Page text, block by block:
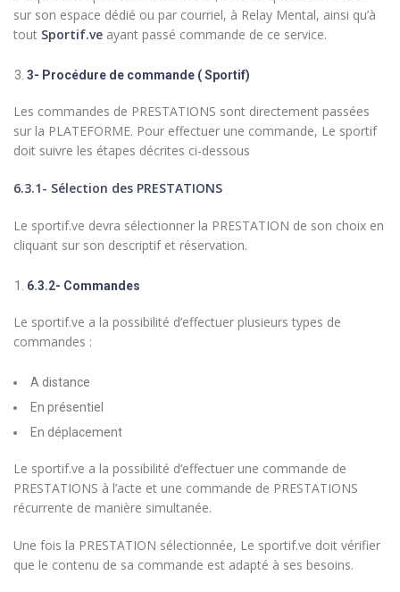
sur son espace dédié ou par courriel, à Relay Mental, ainsi qu’à
tout Sportif.ve ayant passé commande de ce service.
3- Procédure de commande ( Sportif)
Les commandes de PRESTATIONS sont directement passées
sur la PLATEFORME. Pour effectuer une commande, Le sportif
doit suivre les étapes décrites ci-dessous
6.3.1- Sélection des PRESTATIONS
Le sportif.ve devra sélectionner la PRESTATION de son choix en
cliquant sur son descriptif et réservation.
6.3.2- Commandes
Le sportif.ve a la possibilité d’effectuer plusieurs types de
commandes :
A distance
En présentiel
En déplacement
Le sportif.ve a la possibilité d’effectuer une commande de
PRESTATIONS à l’acte et une commande de PRESTATIONS
récurrente de manière simultanée.
Une fois la PRESTATION sélectionnée, Le sportif.ve doit vérifier
que le contenu de sa commande est adapté à ses besoins.